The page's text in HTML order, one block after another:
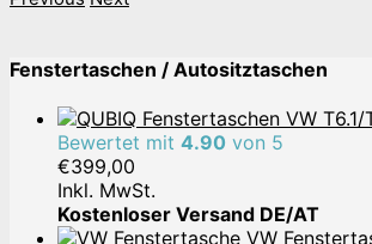
Fenstertaschen / Autositztaschen
Bewertet mit 4.90 von 5
€399,00
Inkl. MwSt.
Kostenloser Versand DE/AT
VW